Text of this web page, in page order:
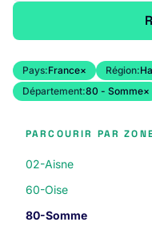
Pays:France× Région:
Département:80 - Somme×
PARCOURIR PAR
02-Aisne
60-Oise
80-Somme